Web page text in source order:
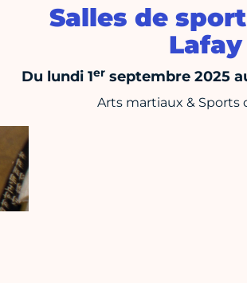
Salles de
Lafay
Du lundi 1erseptembre 2025
Arts martiaux & Sports